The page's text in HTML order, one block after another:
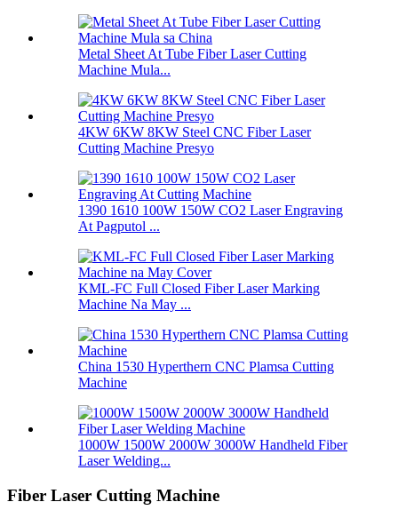
Metal Sheet At Tube Fiber Laser Cutting
Machine Mula...
4KW 6KW 8KW Steel CNC Fiber Laser
Cutting Machine Presyo
1390 1610 100W 150W CO2 Laser Engraving
At Pagputol ...
KML-FC Full Closed Fiber Laser Marking
Machine Na May ...
China 1530 Hyperthern CNC Plamsa Cutting
Machine
1000W 1500W 2000W 3000W Handheld Fiber
Laser Welding...
Fiber Laser Cutting Machine